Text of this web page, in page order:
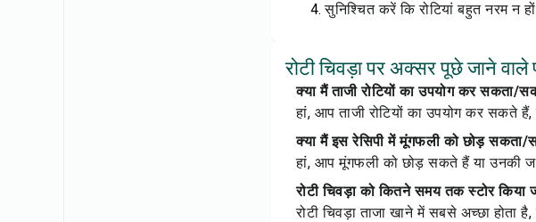
सुनिश्चित करें कि रोटियां बहुत नरम न
रोटी चिवड़ा पर अक्सर पूछे जाने वाले
क्या मैं ताजी रोटियों का उपयोग कर सकता/
हां, आप ताजी रोटियों का उपयोग कर सकते हैं,
क्या मैं इस रेसिपी में मूंगफली को छोड़ सकता/
हां, आप मूंगफली को छोड़ सकते हैं या उनकी
रोटी चिवड़ा को कितने समय तक स्टोर किया
रोटी चिवड़ा ताजा खाने में सबसे अच्छा